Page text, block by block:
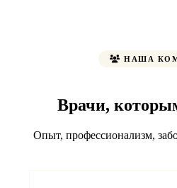
НАША
Врачи,
Опыт, профессионализм,